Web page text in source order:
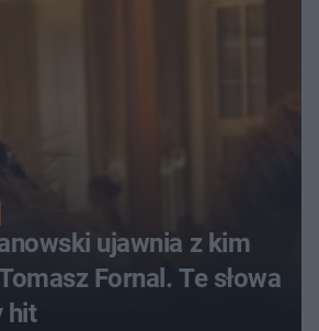
ujawnia z kim
Fornal. Te słowa
hit